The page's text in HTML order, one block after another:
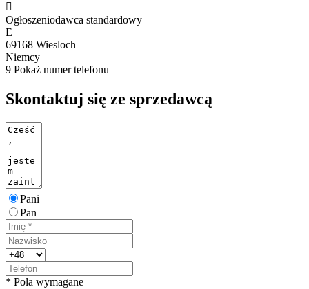

Ogłoszeniodawca standardowy
E
69168 Wiesloch
Niemcy
9 Pokaż numer telefonu
Skontaktuj się ze sprzedawcą
Pani
Pan
* Pola wymagane